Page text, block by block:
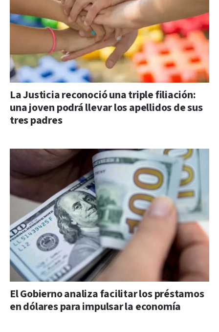
La Justicia reconoció una triple filiación:
una joven podrá llevar los apellidos de sus
tres padres
El Gobierno analiza facilitar los préstamos
en dólares para impulsar la economía